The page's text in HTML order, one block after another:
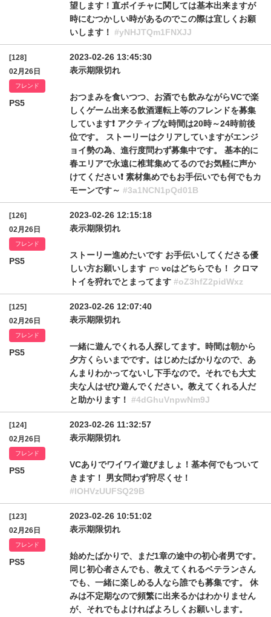
望します！直ボイチャに関しては基本出来ますが
時にむつかしい時があるのでこの際は宜しくお願
いします！ #yNHJTQm1FNXJJ
[128]
02月26日
フレンド
PS5
2023-02-26 13:45:30
表示期限切れ
おつまみを食いつつ、お酒でも飲みながらVCで楽
しくゲーム出来る飲酒運転上等のフレンドを募集
しています❗ アクティブな時間は20時～24時前後
位です。 ストーリーはクリアしていますがエンジ
ョイ勢の為、進行度問わず募集中です。 基本的に
春エリアで永遠に椎茸集めてるのでお気軽に声か
けてください❗ 素材集めでもお手伝いでも何でもカ
モーンです～ #3a1NCN1pQd01B
[126]
02月26日
フレンド
PS5
2023-02-26 12:15:18
表示期限切れ
ストーリー進めたいです お手伝いしてくださる優
しい方お願いします┏○ vcはどちらでも！ クロマ
トイを狩れでとまってます #oZ3hfZ2pidWxz
[125]
02月26日
フレンド
PS5
2023-02-26 12:07:40
表示期限切れ
一緒に遊んでくれる人探してます。時間は朝から
夕方くらいまでです。はじめたばかりなので、あ
んまりわかってないし下手なので。それでも大丈
夫な人はぜひ遊んでください。教えてくれる人だ
と助かります！ #4dGhuVnpwNm9J
[124]
02月26日
フレンド
PS5
2023-02-26 11:32:57
表示期限切れ
VCありでワイワイ遊びましょ！基本何でもついて
きます！ 男女問わず狩尽くせ！
#lOHVzUUFSQ29B
[123]
02月26日
フレンド
PS5
2023-02-26 10:51:02
表示期限切れ
始めたばかりで、まだ1章の途中の初心者男です。
同じ初心者さんでも、教えてくれるベテランさん
でも、一緒に楽しめる人なら誰でも募集です。 休
みは不定期なので頻繁に出来るかはわかりません
が、それでもよければよろしくお願いします。